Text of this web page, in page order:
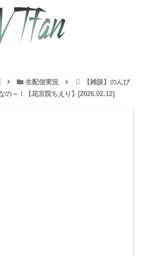
生配信実況
【雑談】のんび
の～！【花京院ちえり】[2026.02.12]